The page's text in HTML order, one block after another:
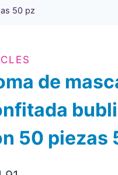
50 pz
de
50 piezas